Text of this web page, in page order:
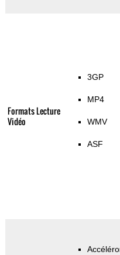
Formats Lecture
Vidéo
3GP
MP4
WMV
ASF